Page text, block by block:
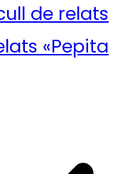
de relats
«Pepita